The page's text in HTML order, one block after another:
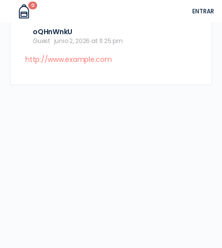
0
ENTRAR
oQHnWnkU
Guest junio 2, 2026 at 11:25 pm
http://www.example.com